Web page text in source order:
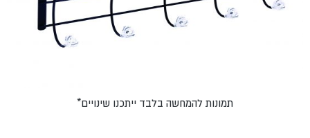
*תמונות להמחשה בלבד ייתכנו שינויים